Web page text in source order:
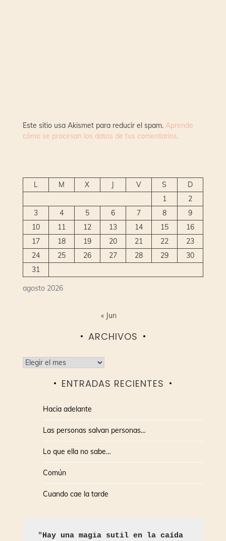
Este sitio usa Akismet para reducir el spam. Aprende
cómo se procesan los datos de tus comentarios.
agosto 2026
L M X J V S
D
1
2
3
4 5 6 7 8
9
10
11 12 13 14 15
16
17
18 19 20 21 22
23
24
25 26 27 28 29
30
31
« Jun
ARCHIVOS
Archivos
ENTRADAS RECIENTES
Hacia adelante
Las personas salvan personas…
Lo que ella no sabe…
Común
Cuando cae la tarde
"Hay una magia sutil en la caída